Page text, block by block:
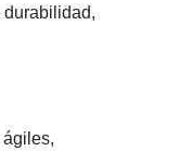
durabilidad,